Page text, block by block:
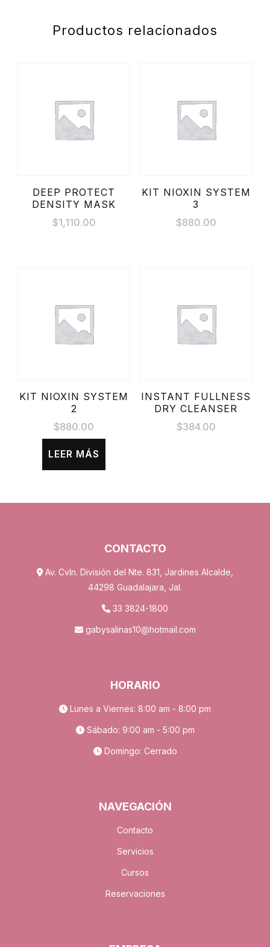
Productos relacionados
DEEP PROTECT
DENSITY MASK
$1,110.00
KIT NIOXIN SYSTEM
3
$880.00
KIT NIOXIN SYSTEM
2
$880.00
LEER MÁS
INSTANT FULLNESS
DRY CLEANSER
$384.00
CONTACTO
Av. Cvln. División del Nte. 831, Jardines Alcalde,
44298 Guadalajara, Jal.
33 3824-1800
gabysalinas10@hotmail.com
HORARIO
Lunes a Viernes: 8:00 am - 8:00 pm
Sábado: 9:00 am - 5:00 pm
Domingo: Cerrado
NAVEGACIÓN
Contacto
Servicios
Cursos
Reservaciones